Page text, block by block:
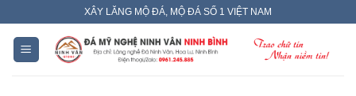
content
XÂY LĂNG MỘ ĐÁ, MỘ ĐÁ SỐ 1 VIỆT NAM